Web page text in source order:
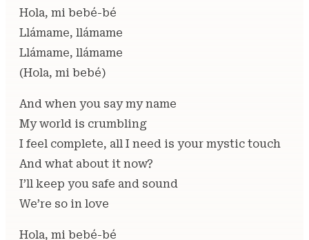
Hola, mi bebé-bé
Llámame, llámame
Llámame, llámame
(Hola, mi bebé)
And when you say my name
My world is crumbling
I feel complete, all I need is your mystic touch
And what about it now?
I’ll keep you safe and sound
We’re so in love
Hola, mi bebé-bé